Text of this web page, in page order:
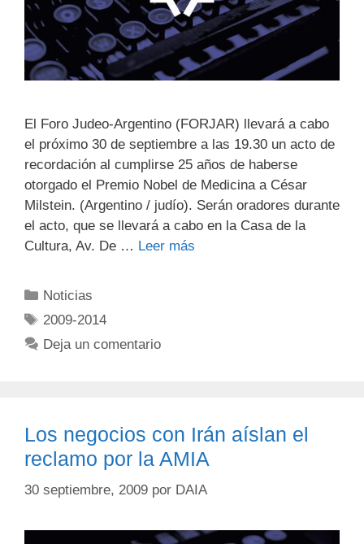
El Foro Judeo-Argentino (FORJAR) llevará a cabo
el próximo 30 de septiembre a las 19.30 un acto de
recordación al cumplirse 25 años de haberse
otorgado el Premio Nobel de Medicina a César
Milstein. (Argentino / judío). Serán oradores durante
el acto, que se llevará a cabo en la Casa de la
Cultura, Av. De … Leer más
Noticias
2009-2014
Deja un comentario
Los negocios con Irán aíslan el
reclamo por la AMIA
30 septiembre, 2009 por DAIA